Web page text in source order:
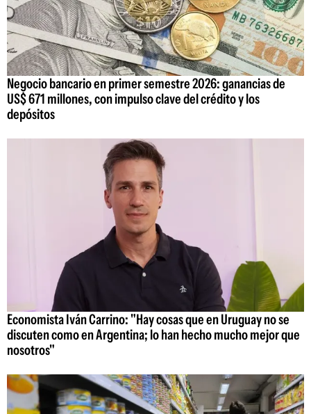
Negocio bancario en primer semestre 2026: ganancias de
US$ 671 millones, con impulso clave del crédito y los
depósitos
Economista Iván Carrino: "Hay cosas que en Uruguay no se
discuten como en Argentina; lo han hecho mucho mejor que
nosotros"